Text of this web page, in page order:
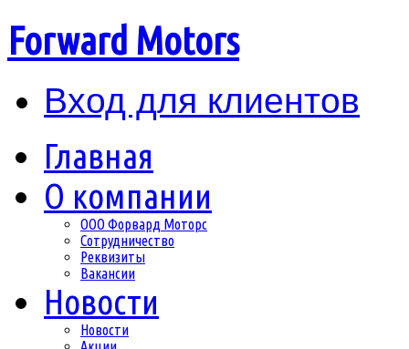
Forward Motors
Вход для клиентов
Главная
О компании
ООО Форвард Моторс
Сотрудничество
Реквизиты
Вакансии
Новости
Новости